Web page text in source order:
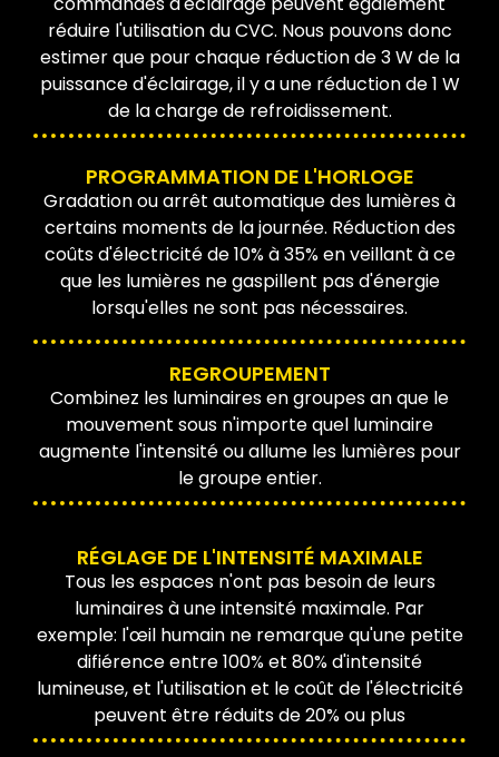
réduire l'utilisation du CVC. Nous pouvons donc
estimer que pour chaque réduction de 3 W de la
puissance d'éclairage, il y a une réduction de 1 W
de la charge de refroidissement.
PROGRAMMATION DE L'HORLOGE
Gradation ou arrêt automatique des lumières à
certains moments de la journée. Réduction des
coûts d'électricité de 10% à 35% en veillant à ce
que les lumières ne gaspillent pas d'énergie
lorsqu'elles ne sont pas nécessaires.
REGROUPEMENT
Combinez les luminaires en groupes an que le
mouvement sous n'importe quel luminaire
augmente l'intensité ou allume les lumières pour
le groupe entier.
RÉGLAGE DE L'INTENSITÉ MAXIMALE
Tous les espaces n'ont pas besoin de leurs
luminaires à une intensité maximale. Par
exemple: l'œil humain ne remarque qu'une petite
difiérence entre 100% et 80% d'intensité
lumineuse, et l'utilisation et le coût de l'électricité
peuvent être réduits de 20% ou plus